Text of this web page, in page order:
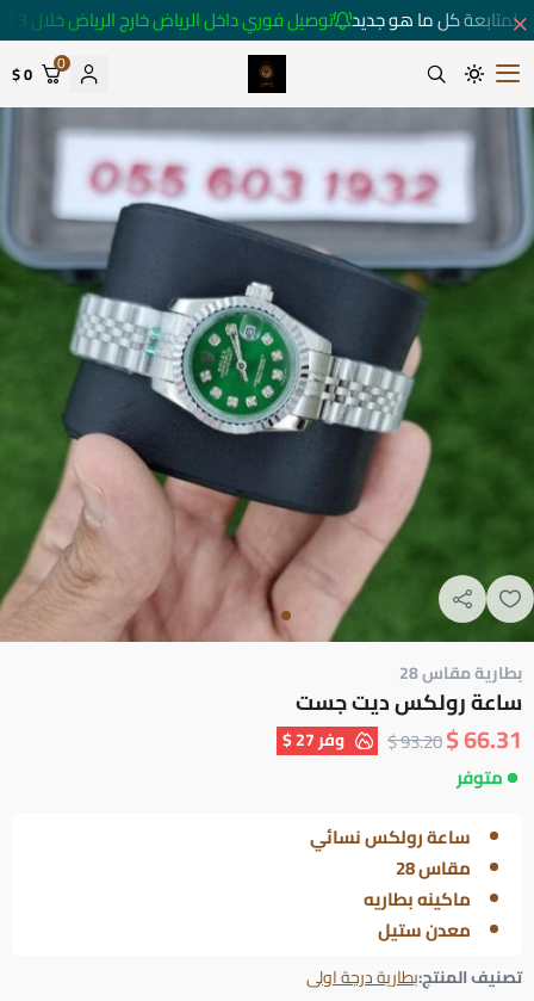
لمتابعة كل ما هو جديد توصيل فوري داخل الرياض خارج الرياض خلال 3 أيام 🚚
متجر ساعات رومانس
0
0 $
بطارية مقاس 28
ساعة رولكس ديت جست
66.31 $
93.20 $ وفر27 $
متوفر
ساعة رولكس نسائي
مقاس 28
ماكينه بطاريه
معدن ستيل
تصنيف المنتج:بطارية درجة اولى